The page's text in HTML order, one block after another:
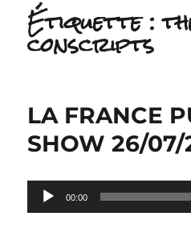
Étiquette :
conscripts
LA FRANCE
SHOW 26/07/
Lecteur
audio
00:00